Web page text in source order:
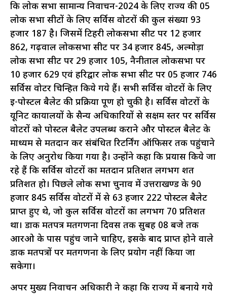
कि लोक सभा सामान्य निर्वाचन-2024 के लिए राज्य की 05
लोक सभा सीटों के लिए सर्विस वोटरों की कुल संख्या 93
हजार 187 है। जिसमें टिहरी लोकसभा सीट पर 12 हजार
862, गढ़वाल लोकसभा सीट पर 34 हजार 845, अल्मोड़ा
लोक सभा सीट पर 29 हजार 105, नैनीताल लोकसभा पर
10 हजार 629 एवं हरिद्वार लोक सभा सीट पर 05 हजार 746
सर्विस वोटर चिन्हित किये गये हैं। सभी सर्विस वोटरों के लिए
ई-पोस्टल बैलेट की प्रक्रिया पूर्ण हो चुकी है। सर्विस वोटरों के
यूनिट कार्यालयों के सैन्य अधिकारियों से सक्षम स्तर पर सर्विस
वोटरों को पोस्टल बैलेट उपलब्ध कराने और पोस्टल बैलेट के
माध्यम से मतदान कर संबंधित रिटर्निंग ऑफिसर तक पहुंचाने
के लिए अनुरोध किया गया है। उन्होंने कहा कि प्रयास किये जा
रहे हैं कि सर्विस वोटरों का मतदान प्रतिशत लगभग शत
प्रतिशत हो। पिछले लोक सभा चुनाव में उत्तराखण्ड के 90
हजार 845 सर्विस वोटरों में से 63 हजार 222 पोस्टल बैलेट
प्राप्त हुए थे, जो कुल सर्विस वोटरों का लगभग 70 प्रतिशत
था। डाक मतपत्र मतगणना दिवस तक सुबह 08 बजे तक
आरओ के पास पहुंच जाने चाहिए, इसके बाद प्राप्त होने वाले
डाक मतपत्रों पर मतगणना के लिए प्रयोग नहीं किया जा
सकेगा।
अपर मुख्य निर्वाचन अधिकारी ने कहा कि राज्य में बनाये गये